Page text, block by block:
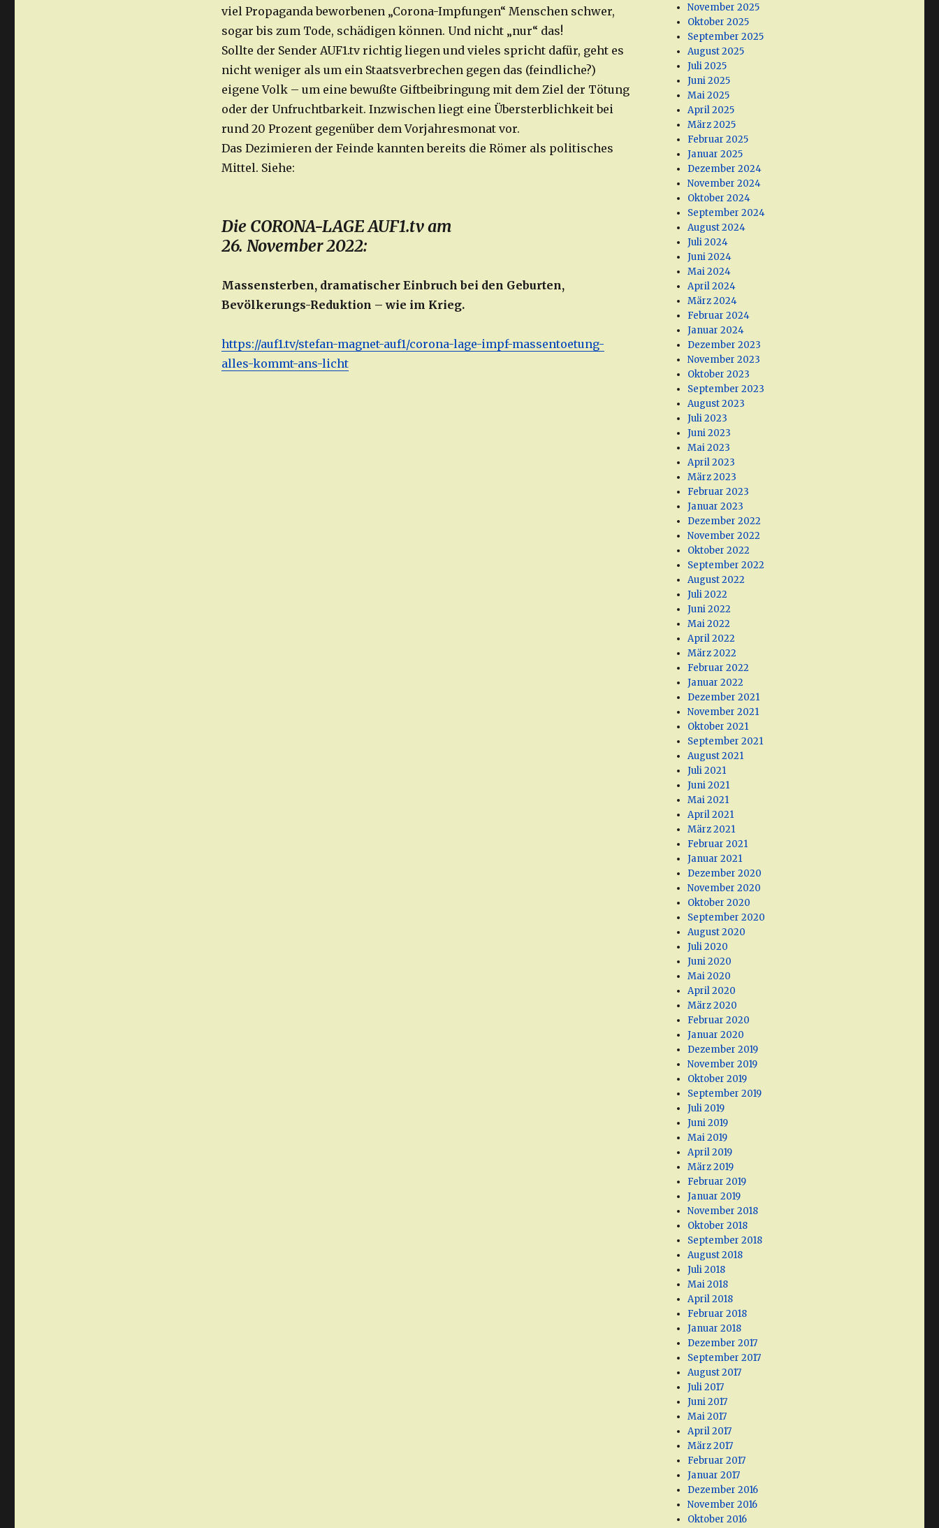
viel Propaganda beworbenen „Corona-Impfungen“ Menschen schwer,
sogar bis zum Tode, schädigen können. Und nicht „nur“ das!
Sollte der Sender AUF1.tv richtig liegen und vieles spricht dafür, geht es
nicht weniger als um ein Staatsverbrechen gegen das (feindliche?)
eigene Volk – um eine bewußte Giftbeibringung mit dem Ziel der Tötung
oder der Unfruchtbarkeit. Inzwischen liegt eine Übersterblichkeit bei
rund 20 Prozent gegenüber dem Vorjahresmonat vor.
Das Dezimieren der Feinde kannten bereits die Römer als politisches
Mittel. Siehe:
Die CORONA-LAGE AUF1.tv am
26. November 2022:
Massensterben, dramatischer Einbruch bei den Geburten,
Bevölkerungs-Reduktion – wie im Krieg.
https://auf1.tv/stefan-magnet-auf1/corona-lage-impf-massentoetung-
alles-kommt-ans-licht
November 2025
Oktober 2025
September 2025
August 2025
Juli 2025
Juni 2025
Mai 2025
April 2025
März 2025
Februar 2025
Januar 2025
Dezember 2024
November 2024
Oktober 2024
September 2024
August 2024
Juli 2024
Juni 2024
Mai 2024
April 2024
März 2024
Februar 2024
Januar 2024
Dezember 2023
November 2023
Oktober 2023
September 2023
August 2023
Juli 2023
Juni 2023
Mai 2023
April 2023
März 2023
Februar 2023
Januar 2023
Dezember 2022
November 2022
Oktober 2022
September 2022
August 2022
Juli 2022
Juni 2022
Mai 2022
April 2022
März 2022
Februar 2022
Januar 2022
Dezember 2021
November 2021
Oktober 2021
September 2021
August 2021
Juli 2021
Juni 2021
Mai 2021
April 2021
März 2021
Februar 2021
Januar 2021
Dezember 2020
November 2020
Oktober 2020
September 2020
August 2020
Juli 2020
Juni 2020
Mai 2020
April 2020
März 2020
Februar 2020
Januar 2020
Dezember 2019
November 2019
Oktober 2019
September 2019
Juli 2019
Juni 2019
Mai 2019
April 2019
März 2019
Februar 2019
Januar 2019
November 2018
Oktober 2018
September 2018
August 2018
Juli 2018
Mai 2018
April 2018
Februar 2018
Januar 2018
Dezember 2017
September 2017
August 2017
Juli 2017
Juni 2017
Mai 2017
April 2017
März 2017
Februar 2017
Januar 2017
Dezember 2016
November 2016
Oktober 2016